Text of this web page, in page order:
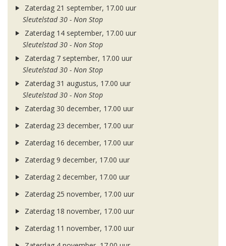
Zaterdag 21 september, 17.00 uur
Sleutelstad 30 - Non Stop
Zaterdag 14 september, 17.00 uur
Sleutelstad 30 - Non Stop
Zaterdag 7 september, 17.00 uur
Sleutelstad 30 - Non Stop
Zaterdag 31 augustus, 17.00 uur
Sleutelstad 30 - Non Stop
Zaterdag 30 december, 17.00 uur
Zaterdag 23 december, 17.00 uur
Zaterdag 16 december, 17.00 uur
Zaterdag 9 december, 17.00 uur
Zaterdag 2 december, 17.00 uur
Zaterdag 25 november, 17.00 uur
Zaterdag 18 november, 17.00 uur
Zaterdag 11 november, 17.00 uur